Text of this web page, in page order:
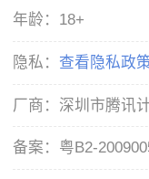
年龄： 18+
隐私： 查看隐私政
厂商： 深圳市腾讯
备案： 粤B2-